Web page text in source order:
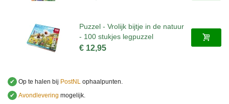
Puzzel - Vrolijk bijtje in de natuur
- 100 stukjes legpuzzel
€ 12,95
✔ Op te halen bij PostNL ophaalpunten.
✔ Avondlevering mogelijk.